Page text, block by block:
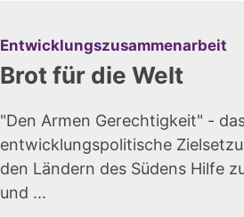
Entwicklungszusammenarbeit
Brot für die Welt
"Den Armen Gerechtigkeit" -
entwicklungspolitische
den Ländern des Südens Hilfe
und ...